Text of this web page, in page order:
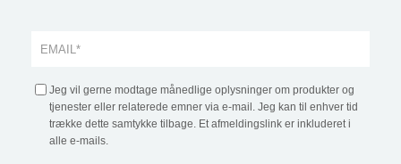
Jeg vil gerne modtage månedlige oplysninger om produkter og
tjenester eller relaterede emner via e-mail. Jeg kan til enhver tid
trække dette samtykke tilbage. Et afmeldingslink er inkluderet i
alle e-mails.